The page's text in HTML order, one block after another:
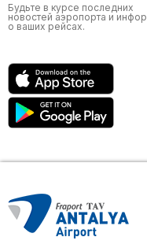
Будьте в курсе последних
новостей аэропорта и
о ваших рейсах.